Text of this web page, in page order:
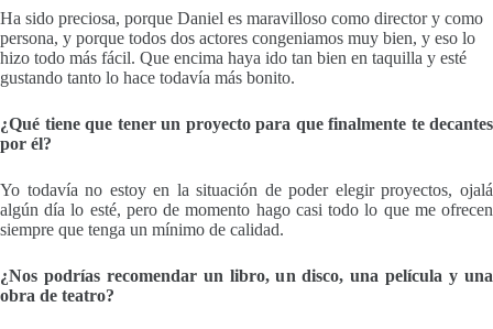
Ha sido preciosa, porque Daniel es maravilloso como director y como
persona, y porque todos dos actores congeniamos muy bien, y eso lo
hizo todo más fácil. Que encima haya ido tan bien en taquilla y esté
gustando tanto lo hace todavía más bonito.
¿Qué tiene que tener un proyecto para que finalmente te decantes
por él?
Yo todavía no estoy en la situación de poder elegir proyectos, ojalá
algún día lo esté, pero de momento hago casi todo lo que me ofrecen
siempre que tenga un mínimo de calidad.
¿Nos podrías recomendar un libro, un disco, una película y una
obra de teatro?